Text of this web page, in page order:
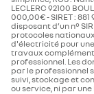
projecteurs
rétroviseurs
roues et
AV/AR
LECLERC 92100
000,00€ - SIRET :
disposant d’un n°
protocoles
d'électricité pour
travaux
professionnel. Les
par le professionnel
suivi, stockage et
ou service, ni par